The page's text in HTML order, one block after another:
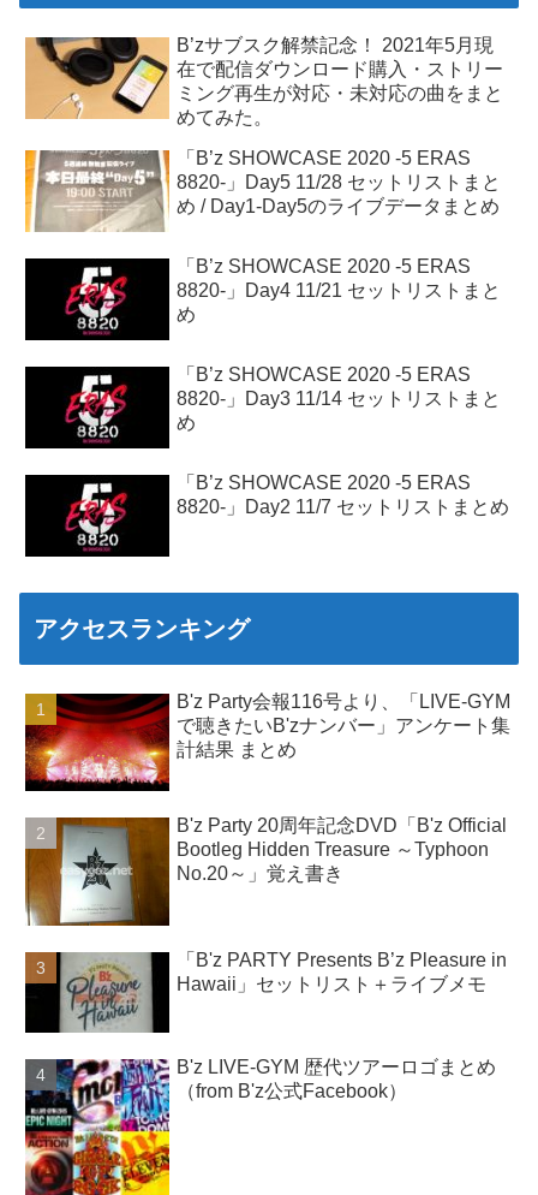
B’zサブスク解禁記念！ 2021年5月現
在で配信ダウンロード購入・ストリー
ミング再生が対応・未対応の曲をまと
めてみた。
「B’z SHOWCASE 2020 -5 ERAS
8820-」Day5 11/28 セットリストまと
め / Day1-Day5のライブデータまとめ
「B’z SHOWCASE 2020 -5 ERAS
8820-」Day4 11/21 セットリストまと
め
「B’z SHOWCASE 2020 -5 ERAS
8820-」Day3 11/14 セットリストまと
め
「B’z SHOWCASE 2020 -5 ERAS
8820-」Day2 11/7 セットリストまとめ
アクセスランキング
B'z Party会報116号より、「LIVE-GYM
で聴きたいB'zナンバー」アンケート集
計結果 まとめ
B'z Party 20周年記念DVD「B'z Official
Bootleg Hidden Treasure ～Typhoon
No.20～」覚え書き
「B'z PARTY Presents B’z Pleasure in
Hawaii」セットリスト＋ライブメモ
B'z LIVE-GYM 歴代ツアーロゴまとめ
（from B'z公式Facebook）